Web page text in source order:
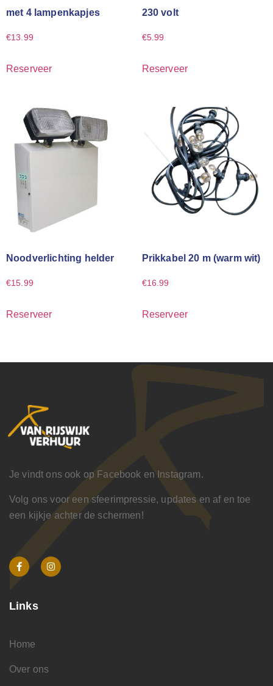
met 4 lampenkapjes
€13.99
Reserveer
230 volt
€5.99
Reserveer
Noodverlichting helder
€15.99
Reserveer
Prikkabel 20 m (warm wit)
€16.99
Reserveer
Je vindt ons ook op Facebook en Instagram.
Volg ons voor een sfeerimpressie, updates en af en toe
een kijkje achter de schermen!
Links
Home
Over ons